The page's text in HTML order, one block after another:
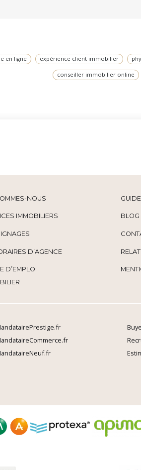
en ligne expérience client immobilier
conseiller immobilier online
NOUS
IMMOBILIERS
D’AGENCE
D’EMPLOI
BLOG